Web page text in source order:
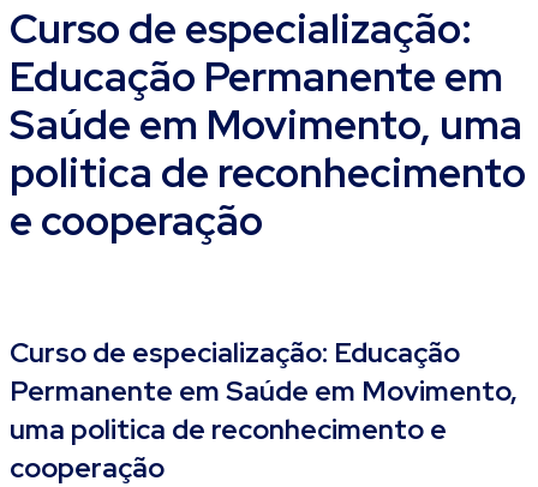
Curso de especialização:
Educação Permanente em
Saúde em Movimento, uma
politica de reconhecimento
e cooperação
Curso de especialização: Educação
Permanente em Saúde em Movimento,
uma politica de reconhecimento e
cooperação